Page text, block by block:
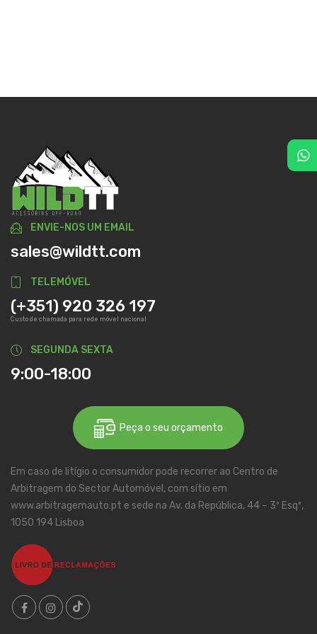
ENVIE-NOS UM EMAIL
sales@wildtt.com
TELEMÓVEL
(+351) 920 326 197
Custo de chamada para rede móvel nacional
SEGUNDA SEXTA
9:00-18:00
Peça o seu orçamento
Em caso de litígio o consumidor pode recorrer ao Centro de
Arbitragem do Sector Automóvel, com sítio em
www.arbitragemauto.pt e sede na Av. da República, 44 – 3º Esqº,
1050 194 Lisboa